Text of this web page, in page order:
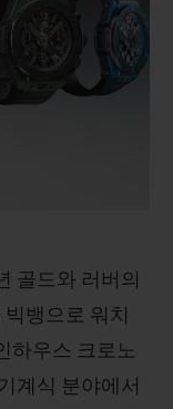
골드와 러버의
뱅으로 워치
하우스 크로노
계식 분야에서
스피릿 오브 빅
에센셜 토프